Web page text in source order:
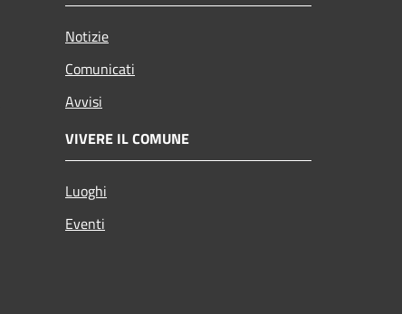
Notizie
Comunicati
Avvisi
VIVERE IL COMUNE
Luoghi
Eventi